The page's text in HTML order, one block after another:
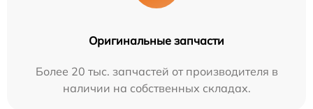
Оригинальные запчасти
Более 20 тыс. запчастей от производителя в
наличии на собственных складах.